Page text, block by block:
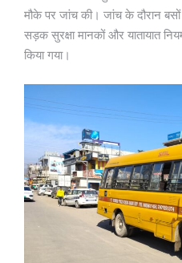
मौके पर जांच की। जांच के दौरान
सड़क सुरक्षा मानकों और यातायात
किया गया।